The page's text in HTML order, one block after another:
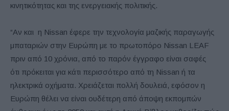
κινητικότητας και της ενεργειακής πολιτικής.
“Αν και η Nissan έφερε την τεχνολογία μαζικής παραγωγής
μπαταριών στην Ευρώπη με το πρωτοπόρο Nissan LEAF
πριν από 10 χρόνια, από το παρόν έγγραφο είναι σαφές
ότι πρόκειται για κάτι περισσότερο από τη Nissan ή τα
ηλεκτρικά οχήματα. Χρειάζεται πολλή δουλειά, εφόσον η
Ευρώπη θέλει να είναι ουδέτερη από άποψη εκπομπών